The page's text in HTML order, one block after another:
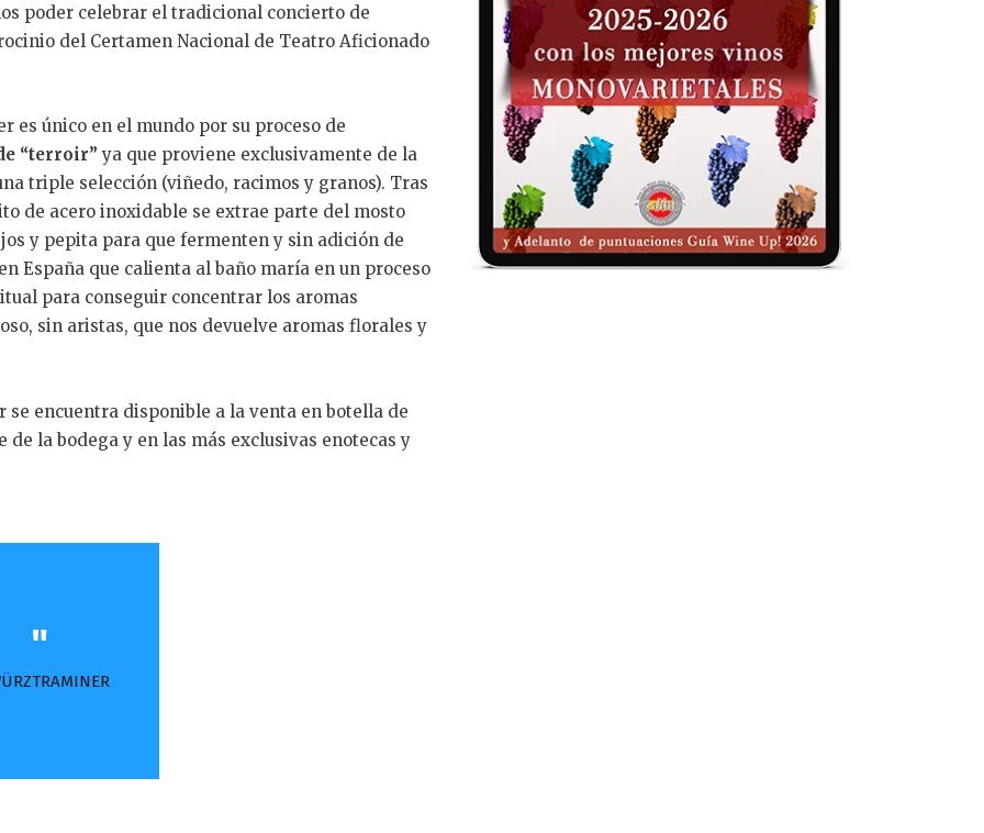
poder celebrar el tradicional concierto de
del Certamen Nacional de Teatro Aficionado
es único en el mundo por su proceso de
“terroir” ya que proviene exclusivamente de la
triple selección (viñedo, racimos y granos). Tras
de acero inoxidable se extrae parte del mosto
y pepita para que fermenten y sin adición de
España que calienta al baño maría en un proceso
para conseguir concentrar los aromas
sin aristas, que nos devuelve aromas florales y
encuentra disponible a la venta en botella de
de la bodega y en las más exclusivas enotecas y